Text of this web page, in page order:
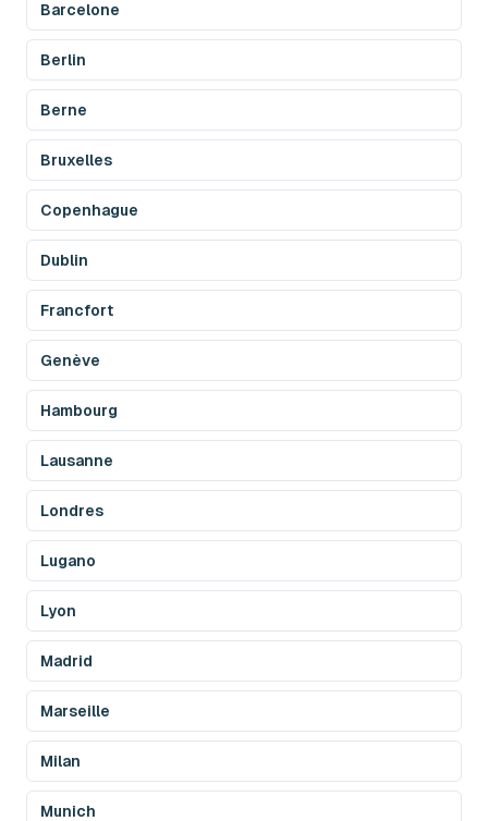
Barcelone
Berlin
Berne
Bruxelles
Copenhague
Dublin
Francfort
Genève
Hambourg
Lausanne
Londres
Lugano
Lyon
Madrid
Marseille
Milan
Munich